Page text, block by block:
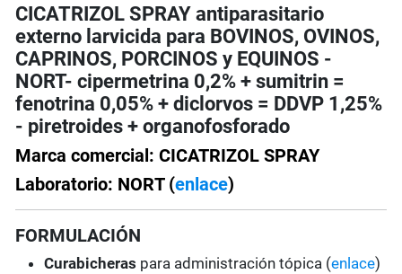
CICATRIZOL SPRAY antiparasitario
externo larvicida para BOVINOS, OVINOS,
CAPRINOS, PORCINOS y EQUINOS -
NORT- cipermetrina 0,2% + sumitrin =
fenotrina 0,05% + diclorvos = DDVP 1,25%
- piretroides + organofosforado
Marca comercial: CICATRIZOL SPRAY
Laboratorio: NORT (enlace)
FORMULACIÓN
Curabicheras para administración tópica (enlace)